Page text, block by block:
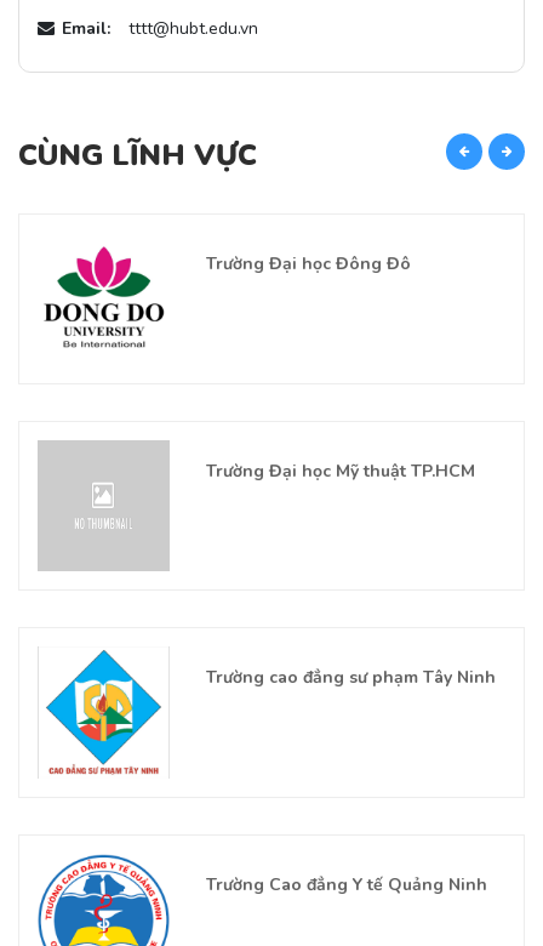
Email:
tttt@hubt.edu.vn
CÙNG LĨNH VỰC
Trường Đại học Đông Đô
Trường Đại học Mỹ thuật TP.HCM
Trường cao đẳng sư phạm Tây Ninh
Trường Cao đẳng Y tế Quảng Ninh